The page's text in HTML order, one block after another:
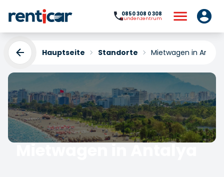
0850 308 0 308
Kundenzentrum
Hauptseite Standorte Mietwagen in
Mietwagen in Antalya